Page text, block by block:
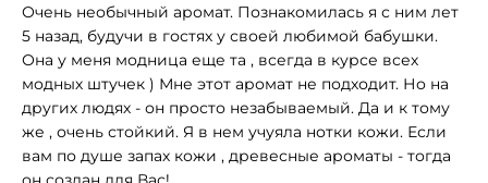
Очень необычный аромат. Познакомилась я с ним лет
5 назад, будучи в гостях у своей любимой бабушки.
Она у меня модница еще та , всегда в курсе всех
модных штучек ) Мне этот аромат не подходит. Но на
других людях - он просто незабываемый. Да и к тому
же , очень стойкий. Я в нем учуяла нотки кожи. Если
вам по душе запах кожи , древесные ароматы - тогда